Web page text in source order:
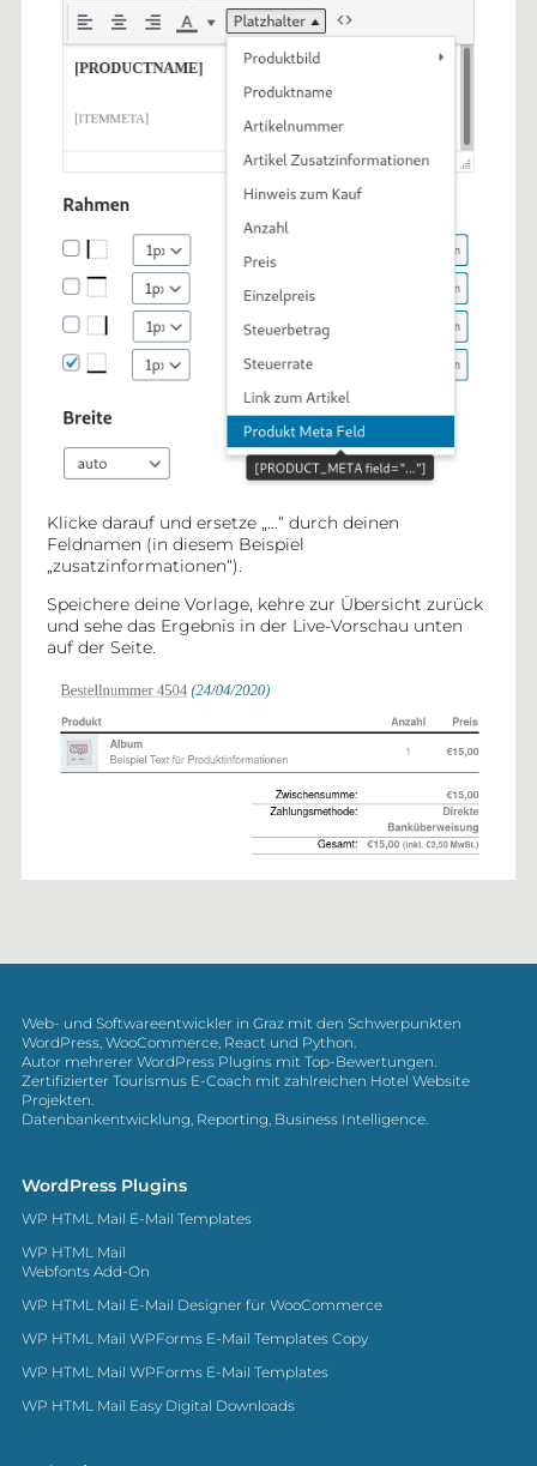
Klicke darauf und ersetze „…“ durch deinen
Feldnamen (in diesem Beispiel
„zusatzinformationen“).
Speichere deine Vorlage, kehre zur Übersicht zurück
und sehe das Ergebnis in der Live-Vorschau unten
auf der Seite.
Web- und Softwareentwickler in Graz mit den Schwerpunkten
WordPress, WooCommerce, React und Python.
Autor mehrerer WordPress Plugins mit Top-Bewertungen.
Zertifizierter Tourismus E-Coach mit zahlreichen Hotel Website
Projekten.
Datenbankentwicklung, Reporting, Business Intelligence.
WordPress Plugins
WP HTML Mail E-Mail Templates
WP HTML Mail
Webfonts Add-On
WP HTML Mail E-Mail Designer für WooCommerce
WP HTML Mail WPForms E-Mail Templates Copy
WP HTML Mail WPForms E-Mail Templates
WP HTML Mail Easy Digital Downloads